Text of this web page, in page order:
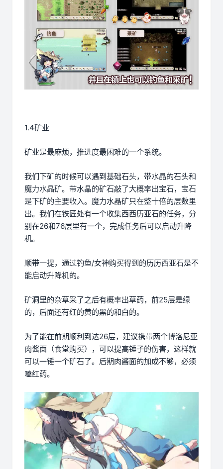
1.4矿业
矿业是最麻烦，推进度最困难的一个系统。
我们下矿的时候可以遇到基础石头，带水晶的石头和
魔力水晶矿。带水晶的矿石敲了大概率出宝石，宝石
是下矿的主要收入。魔力水晶矿只在整十倍的层数里
出。我们在铁匠处有一个收集西西历亚石的任务，分
别在26和76层里有一个，完成任务后可以启动升降
机。
顺带一提，通过钓鱼/女神购买得到的历历西亚石是不
能启动升降机的。
矿洞里的杂草采了之后有概率出草药，前25层是绿
的，后面还有红的黄的黑的和白的。
为了能在前期顺利到达26层，建议携带两个博洛尼亚
肉酱面（食堂购买），可以提高锤子的伤害，这样就
可以一锤一个矿石了。后期肉酱面的加成不够，必须
嗑红药。